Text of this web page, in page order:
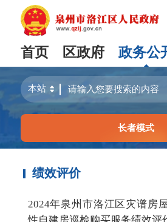
首页 区政府 政务公
长者模式
绩效评价
2024年泉州市洛江区灾谱房